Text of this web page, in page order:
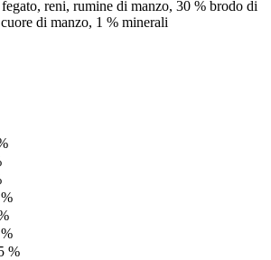
reni, rumine di manzo, 30 % brodo di
di manzo, 1 % minerali
%